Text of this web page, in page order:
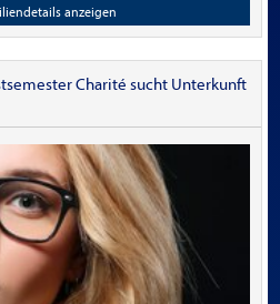
anzeigen
Charité sucht Unterkunft